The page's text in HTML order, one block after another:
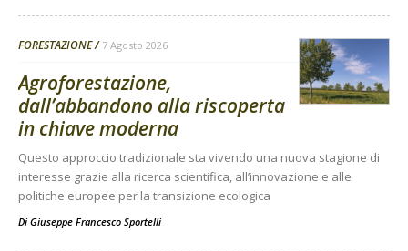
FORESTAZIONE 7 Agosto 2026
Agroforestazione,
dall’abbandono alla riscoperta
in chiave moderna
Questo approccio tradizionale sta vivendo una nuova stagione di
interesse grazie alla ricerca scientifica, all’innovazione e alle
politiche europee per la transizione ecologica
Di Giuseppe Francesco Sportelli